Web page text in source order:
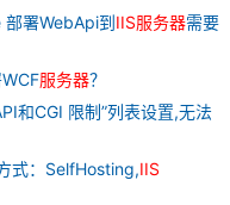
署WebApi到IIS服务器需要
服务器？
和CGI 限制”列表设置,无法
式：SelfHosting,IIS